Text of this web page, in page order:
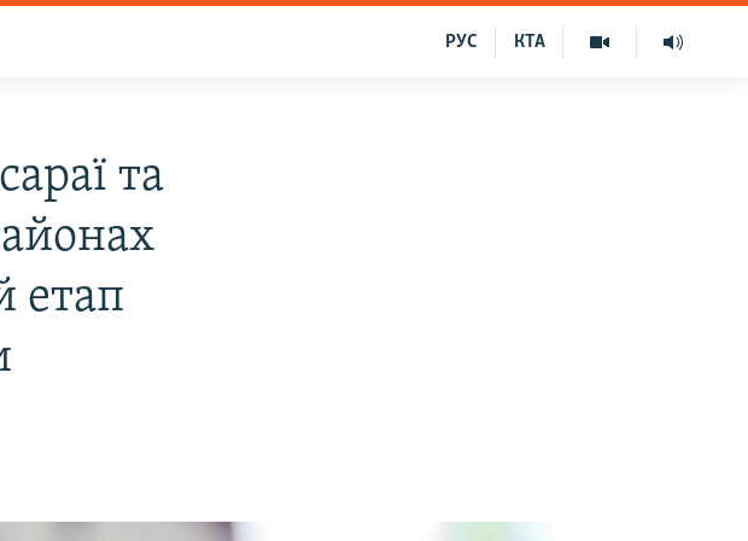
КТА
РУС
та
етап